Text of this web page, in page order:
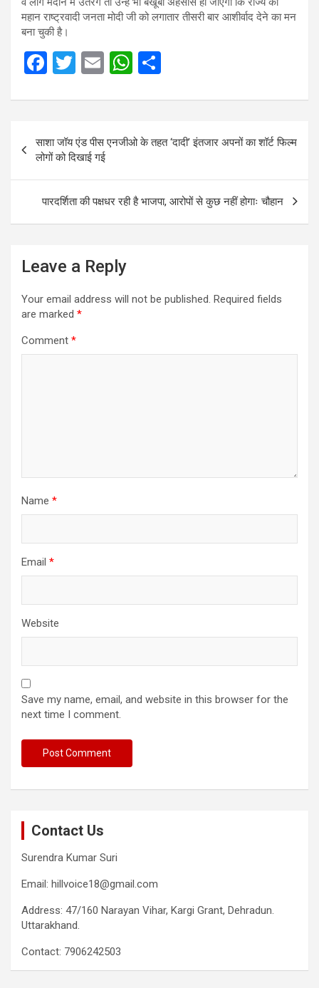
महान राष्ट्रवादी जनता मोदी जी को लगातार तीसरी बार आशीर्वाद देने का मन
बना चुकी है।
F
ce
o
o
k
T
tt
er
E
ail
W
at
s
A
p
p
ar
e
navigation
साशा जॉय एंड पीस एनजीओ के तहत ‘दादी’ इंतजार अपनों का शॉर्ट फिल्म
लोगों को दिखाई गई
पारदर्शिता की पक्षधर रही है भाजपा, आरोपों से कुछ नहीं होगाः चौहान
Leave a Reply
Your email address will not be published. Required fields
are marked *
Comment *
Name *
Email *
Website
Save my name, email, and website in this browser for the
next time I comment.
Contact Us
Surendra Kumar Suri
Email: hillvoice18@gmail.com
Address: 47/160 Narayan Vihar, Kargi Grant, Dehradun.
Uttarakhand.
Contact: 7906242503